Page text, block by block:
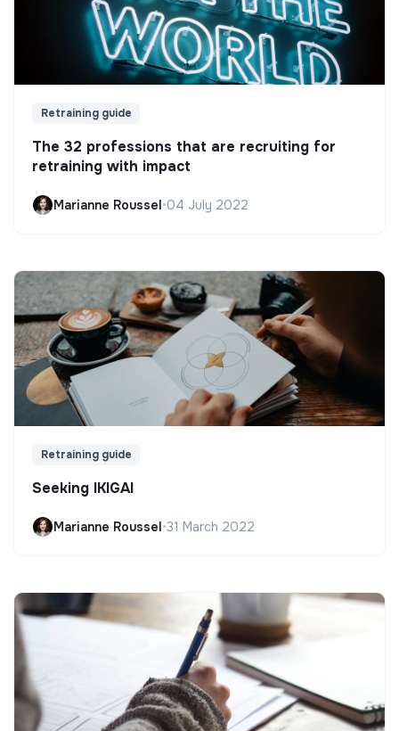
Retraining guide
The 32 professions that are recruiting for
retraining with impact
Marianne Roussel•04 July 2022
Retraining guide
Seeking IKIGAI
Marianne Roussel•31 March 2022